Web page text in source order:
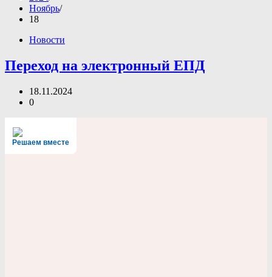
Ноябрь
18
Новости
Переход на электронный ЕПД
18.11.2024
0
Решаем вместе